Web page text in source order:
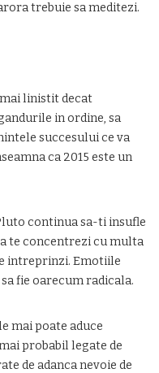
trebuie sa meditezi.
linistit decat
in ordine, sa
succesului ce va
ca 2015 este un
continua sa-ti insufle
te concentrezi cu multa
intreprinzi. Emotiile
fie oarecum radicala.
mai poate aduce
probabil legate de
de adanca nevoie de